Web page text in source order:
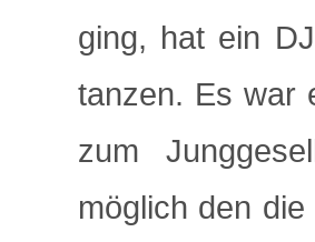
ging, hat ein
tanzen. Es war
zum
möglich den